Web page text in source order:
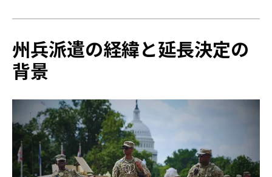
州兵派遣の経緯と延長決定の
背景